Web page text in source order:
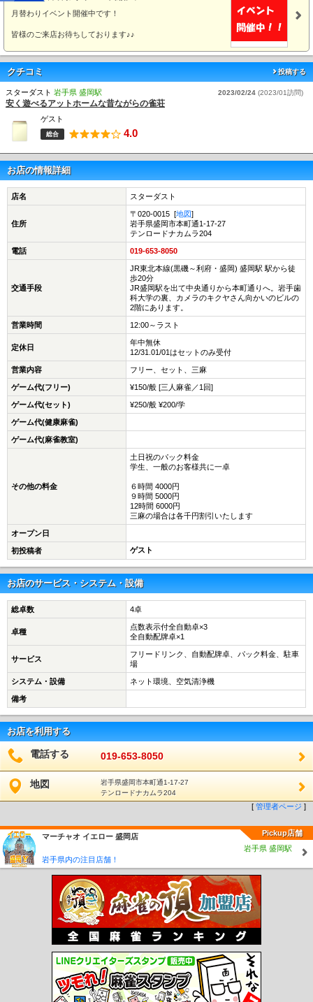
月替わりイベント開催中です！
皆様のご来店お待ちしております♪♪
クチコミ 投稿する
スターダスト 岩手県 盛岡駅
安く遊べるアットホームな昔ながらの雀荘
2023/02/24(2023/01訪問)
ゲスト
総合 4.0
お店の情報詳細
店名 スターダスト
住所
〒020-0015 [地図]
岩手県盛岡市本町通1-17-27
テンロードナカムラ204
電話 019-653-8050
交通手段
JR東北本線(黒磯～利府・盛岡) 盛岡駅 駅から徒
歩20分
JR盛岡駅を出て中央通りから本町通りへ。岩手歯
科大学の裏、カメラのキクヤさん向かいのビルの
2階にあります。
営業時間 12:00～ラスト
定休日
年中無休
12/31.01/01はセットのみ受付
営業内容 フリー、セット、三麻
ゲーム代(フリー) ¥150/般 [三人麻雀／1回]
ゲーム代(セット) ¥250/般 ¥200/学
ゲーム代(健康麻雀)
ゲーム代(麻雀教室)
その他の料金
土日祝のパック料金
学生、一般のお客様共に一卓
６時間 4000円
９時間 5000円
12時間 6000円
三麻の場合は各千円割引いたします
オープン日
初投稿者 ゲスト
お店のサービス・システム・設備
総卓数 4卓
卓種
点数表示付全自動卓×3
全自動配牌卓×1
サービス
フリードリンク、自動配牌卓、パック料金、駐車
場
システム・設備 ネット環境、空気清浄機
備考
お店を利用する
電話する 019-653-8050
地図
岩手県盛岡市本町通1-17-27
テンロードナカムラ204
[ 管理者ページ ]
Pickup店舗
マーチャオ イエロー 盛岡店
岩手県 盛岡駅
岩手県内の注目店舗！